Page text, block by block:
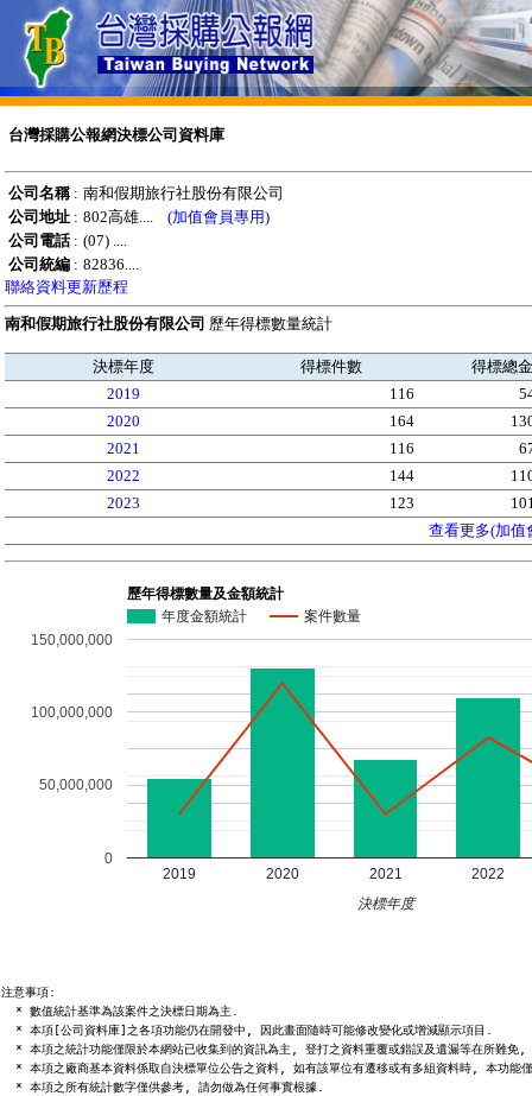
台灣採購公報網決標公司資料庫
公司名稱: 南和假期旅行社股份有限公司
公司地址 : 802高雄....
(加值會員專用)
公司電話: (07) ....
公司統編 : 82836....
聯絡資料更新歷程
南和假期旅行社股份有限公司 歷年得標數量統計
決標年度 得標件數
得標總
2019
116
2020
164
2021
116
2022
144
2023
123
查看更多(加值
歷年得標數量及金額統計
年度金額統計
案件數量
2019 2020 2021 2022
0
50,000,000
100,000,000
150,000,000
決標年度
注意事項:
  * 數值統計基準為該案件之決標日期為主.
  * 本項[公司資料庫]之各項功能仍在開發中, 因此畫面隨時可能修改變化或增減顯示項目.
* 本項之統計功能僅限於本網站已收集到的資訊為主, 登打之資料重覆或錯誤及遺漏等在所難免,
* 本項之廠商基本資料係取自決標單位公告之資料, 如有該單位有遷移或有多組資料時, 本功能
  * 本項之所有統計數字僅供參考, 請勿做為任何事實根據.